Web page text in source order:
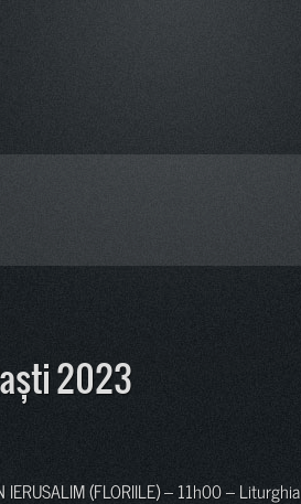
2023
(FLORIILE) – 11h00 – Liturghia